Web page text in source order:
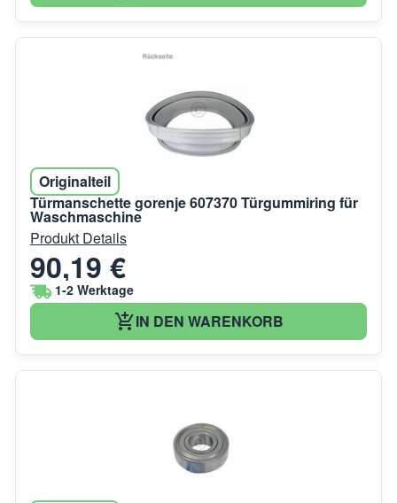
Originalteil
Türmanschette gorenje 607370 Türgummiring für
Waschmaschine
Produkt Details
90,19 €
1-2 Werktage
IN DEN WARENKORB